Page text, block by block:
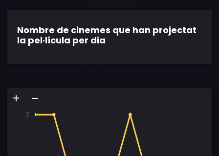
Nombre de cinemes que han projectat
la pel·lícula per dia